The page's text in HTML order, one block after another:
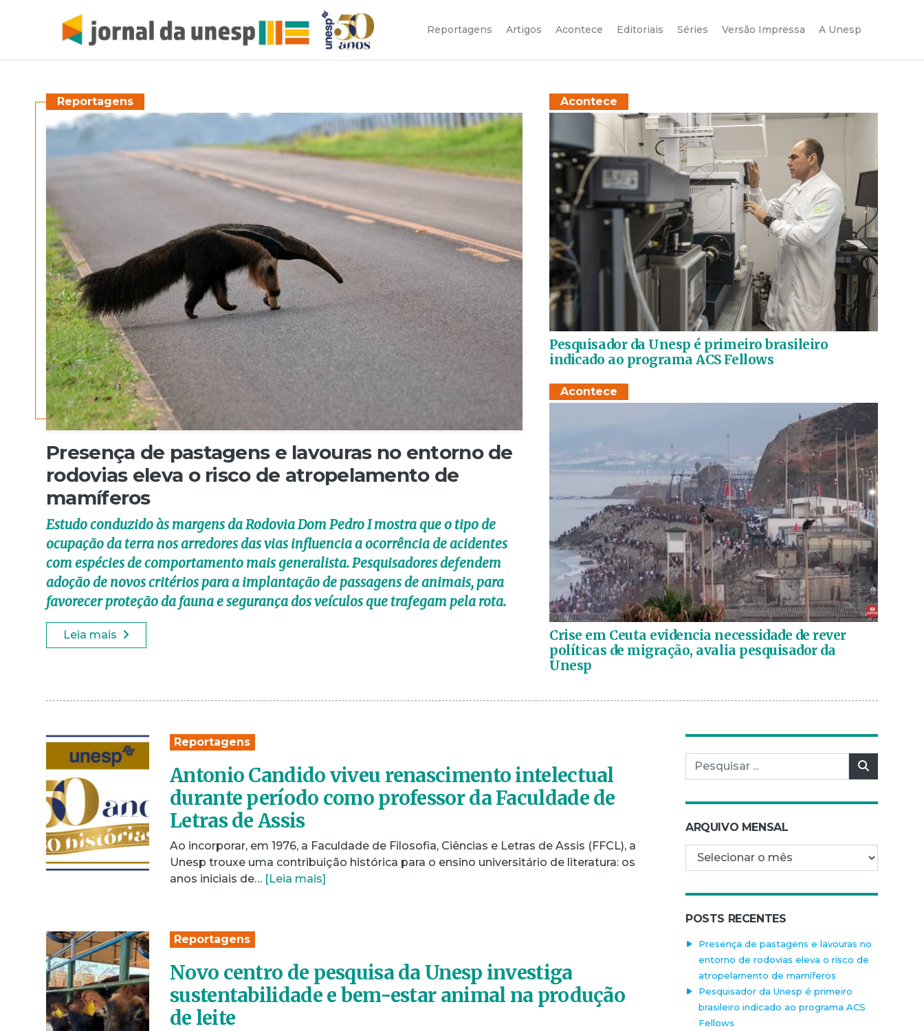
Reportagens Artigos Acontece Editoriais Séries Versão Impressa A Unesp
Reportagens
Presença de pastagens e lavouras no entorno de
rodovias eleva o risco de atropelamento de
mamíferos
Estudo conduzido às margens da Rodovia Dom Pedro I mostra que o tipo de
ocupação da terra nos arredores das vias influencia a ocorrência de acidentes
com espécies de comportamento mais generalista. Pesquisadores defendem
adoção de novos critérios para a implantação de passagens de animais, para
favorecer proteção da fauna e segurança dos veículos que trafegam pela rota.
Leia mais
Acontece
Pesquisador da Unesp é primeiro brasileiro
indicado ao programa ACS Fellows
Acontece
Crise em Ceuta evidencia necessidade de rever
políticas de migração, avalia pesquisador da
Unesp
Reportagens
Antonio Candido viveu renascimento intelectual
durante período como professor da Faculdade de
Letras de Assis
Ao incorporar, em 1976, a Faculdade de Filosofia, Ciências e Letras de Assis (FFCL), a
Unesp trouxe uma contribuição histórica para o ensino universitário de literatura: os
anos iniciais de… [Leia mais]
Reportagens
Novo centro de pesquisa da Unesp investiga
sustentabilidade e bem-estar animal na produção
de leite
Pesquisar por:
ARQUIVO MENSAL
Arquivo mensal
POSTS RECENTES
Presença de pastagens e lavouras no
entorno de rodovias eleva o risco de
atropelamento de mamíferos
Pesquisador da Unesp é primeiro
brasileiro indicado ao programa ACS
Fellows